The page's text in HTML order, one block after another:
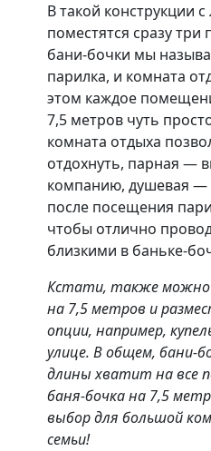
В такой конструкции
поместятся сразу
бани-бочки мы
парилка, и комната
этом каждое
7,5 метров чуть
комната отдыха
отдохнуть, парная —
компанию, душевая —
после посещения
чтобы отлично
близкими в баньке-
Кстати, также можно
на 7,5 метров и
опции, например,
улице. В общем, бани-
длины хватит на все
баня-бочка на 7,5
выбор для большой
семьи!